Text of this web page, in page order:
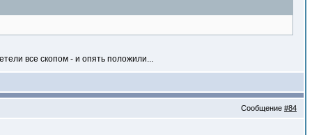
все скопом - и опять положили...
Сообщение #84